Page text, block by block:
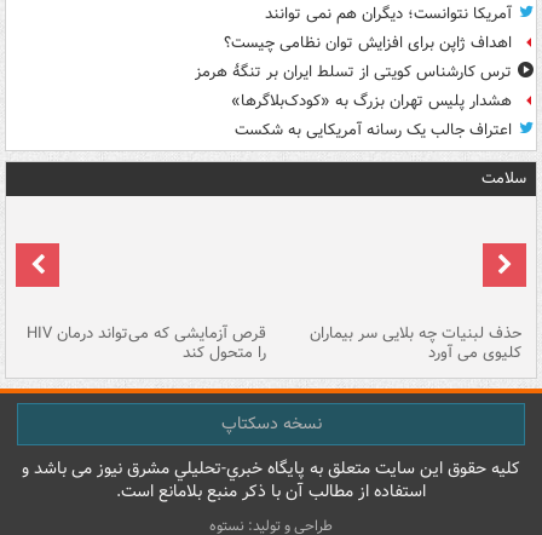
آمریکا نتوانست؛ دیگران هم نمی توانند
اهداف ژاپن برای افزایش توان نظامی چیست؟
ترس کارشناس کویتی از تسلط ایران بر تنگۀ هرمز
هشدار پلیس تهران بزرگ به «کودک‌بلاگرها»
اعتراف جالب یک رسانه آمریکایی به شکست
سلامت
حذف لبنیات چه بلایی سر بیماران
کلیوی می آورد
قرص آزمایشی که می‌تواند درمان HIV
را متحول کند
نسخه دسکتاپ
کليه حقوق اين سايت متعلق به پایگاه خبري-تحليلي مشرق نيوز می باشد و
استفاده از مطالب آن با ذکر منبع بلامانع است.
طراحی و تولید: نستوه